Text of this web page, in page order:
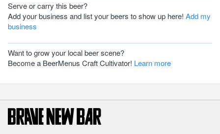
Serve or carry this beer?
Add your business and list your beers to show up here! Add my
business
Want to grow your local beer scene?
Become a BeerMenus Craft Cultivator! Learn more